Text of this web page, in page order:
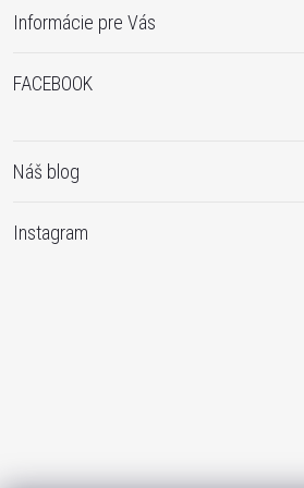
Informácie pre Vás
FACEBOOK
Náš blog
Instagram